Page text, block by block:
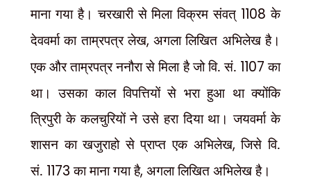
माना गया है। चरखारी से मिला विक्रम संवत् 1108 के
देववर्मा का ताम्रपत्र लेख,अगला लिखित अभिलेख है।
एक और ताम्रपत्र ननौरा से मिला है जो वि. सं. 1107 का
था। उसका काल विपत्तियों से भरा हुआ था क्योंकि
त्रिपुरी के कलचुरियों ने उसे हरा दिया था। जयवर्मा के
शासन का खजुराहो से प्राप्त एक अभिलेख,जिसे वि.
सं. 1173 का माना गया है, अगला लिखित अभिलेख है।